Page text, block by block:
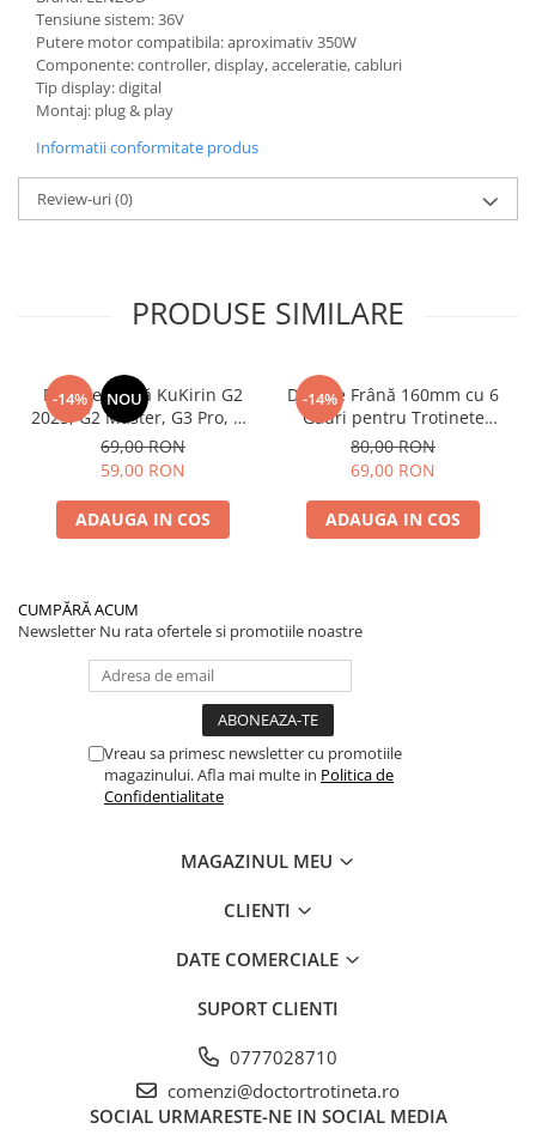
Tensiune sistem: 36V
Putere motor compatibila: aproximativ 350W
Componente: controller, display, acceleratie, cabluri
Tip display: digital
Montaj: plug & play
Informatii conformitate produs
Review-uri(0)
PRODUSE SIMILARE
-14% NOU
Plăcuțe Frână KuKirin G2
2025, G2 Master, G3 Pro, G4
– Set 2 Bucăți (Față sau
Spate) Premium
69,00 RON
59,00 RON
ADAUGA IN COS
-14%
Disc de Frână 160mm cu 6
Găuri pentru Trotinete
Electrice KuKirin G4 (Model
2025) și KuKirin G2 –
Performanță Premium
80,00 RON
69,00 RON
ADAUGA IN COS
CUMPĂRĂ ACUM
Newsletter Nu rata ofertele si promotiile noastre
Vreau sa primesc newsletter cu promotiile
magazinului. Afla mai multe in Politica de
Confidentialitate
MAGAZINUL MEU
CLIENTI
DATE COMERCIALE
SUPORT CLIENTI
0777028710
comenzi@doctortrotineta.ro
SOCIAL URMARESTE-NE IN SOCIAL MEDIA